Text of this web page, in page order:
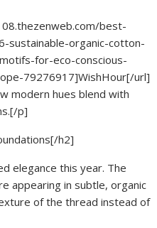
best-
sustainable-organic-cotton-
for-eco-conscious-
79276917]WishHour[/url]
modern hues blend with
p]
h2]
elegance this year. The
appearing in subtle, organic
of the thread instead of